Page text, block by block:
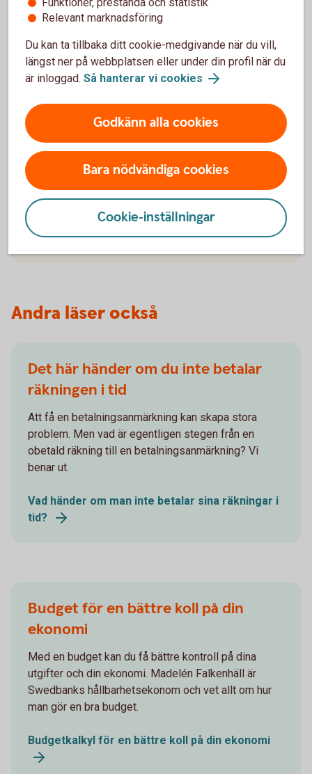
konsumentverkets webbplats
Hjälp med skuldsanering går att få hos
Kronofogden
Vilka utgifter har du?
Med Utgiftskollen håller du enkelt koll på utgifterna
och får en bra kontoöversikt. Aktivera funktionen i
vår app och kom igång.
Få koll på dina köp med Utgiftskollen
Andra läser också
Det här händer om du inte betalar
räkningen i tid
Att få en betalningsanmärkning kan skapa stora
problem. Men vad är egentligen stegen från en
obetald räkning till en betalningsanmärkning? Vi
benar ut.
Vad händer om man inte betalar sina räkningar i
tid?
Budget för en bättre koll på din
ekonomi
Med en budget kan du få bättre kontroll på dina
utgifter och din ekonomi. Madelén Falkenhäll är
Swedbanks hållbarhetsekonom och vet allt om hur
man gör en bra budget.
Budgetkalkyl för en bättre koll på din ekonomi
Relevant marknadsföring
Du kan ta tillbaka ditt cookie-medgivande när du vill,
längst ner på webbplatsen eller under din profil när du
är inloggad. Så hanterar vi cookies
Godkänn alla cookies
Bara nödvändiga cookies
Cookie-inställningar